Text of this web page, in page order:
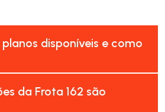
disponíveis e como
da Frota 162 são